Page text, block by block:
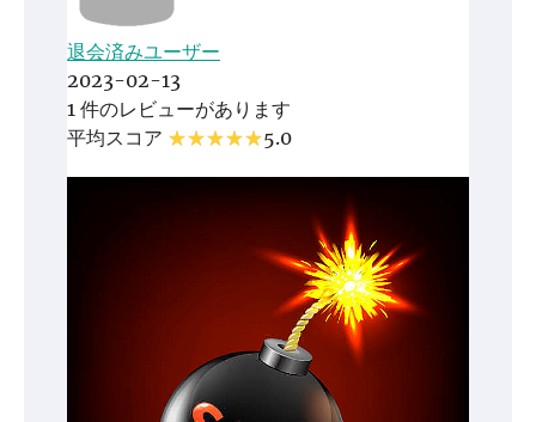
退会済みユーザー
2023-02-13
1 件のレビューがあります
平均スコア
5.0